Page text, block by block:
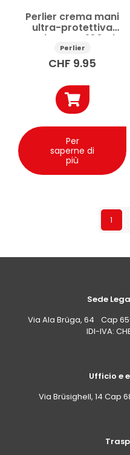
Perlier crema mani
ultra-protettiva
Melograno 100ml
Perlier
CHF 9.95
Per
saperne di
più
1
Sede
Via Ala Brüga, 64 Cap
IDI-IVA:
Ufficio e
Via Brüsighell, 14 Cap